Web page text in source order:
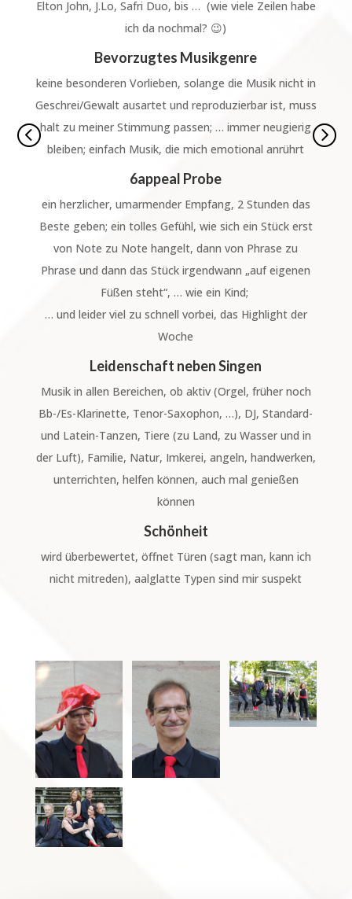
Elton John, J.Lo, Safri Duo, bis … (wie viele Zeilen habe
ich da nochmal? 😉)
Bevorzugtes Musikgenre
keine besonderen Vorlieben, solange die Musik nicht in
Geschrei/Gewalt ausartet und reproduzierbar ist, muss
halt zu meiner Stimmung passen; … immer neugierig
bleiben; einfach Musik, die mich emotional anrührt
6appeal Probe
ein herzlicher, umarmender Empfang, 2 Stunden das
Beste geben; ein tolles Gefühl, wie sich ein Stück erst
von Note zu Note hangelt, dann von Phrase zu
Phrase und dann das Stück irgendwann „auf eigenen
Füßen steht“, … wie ein Kind;
… und leider viel zu schnell vorbei, das Highlight der
Woche
Leidenschaft neben Singen
Musik in allen Bereichen, ob aktiv (Orgel, früher noch
Bb-/Es-Klarinette, Tenor-Saxophon, …), DJ, Standard-
und Latein-Tanzen, Tiere (zu Land, zu Wasser und in
der Luft), Familie, Natur, Imkerei, angeln, handwerken,
unterrichten, helfen können, auch mal genießen
können
Schönheit
wird überbewertet, öffnet Türen (sagt man, kann ich
nicht mitreden), aalglatte Typen sind mir suspekt
< =